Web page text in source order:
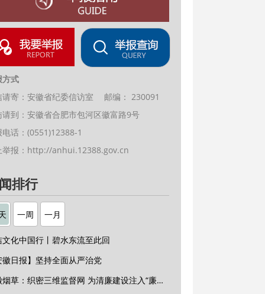
方式
请寄：安徽省纪委信访室 邮编： 230091
请到：安徽省合肥市包河区徽富路9号
电话：(0551)12388-1
报： http://anhui.12388.gov.cn
排行
一周 一月
文化中国行丨碧水东流至此回
徽日报】坚持全面从严治党
安徽烟草：织密三维监督网 为清廉建设注入“廉动力”